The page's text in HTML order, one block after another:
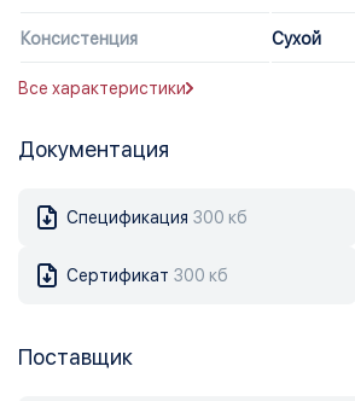
Консистенция Сухой
Все характеристики
Документация
Спецификация 300 кб
Сертификат 300 кб
Поставщик